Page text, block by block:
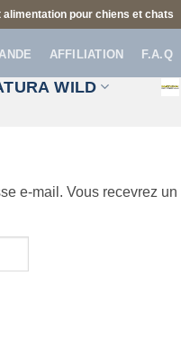
pour chiens et chats
AFFILIATION F.A.Q
WILD
e-mail. Vous recevrez